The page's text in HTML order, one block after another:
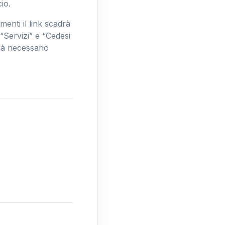
il link scadrà
e “Cedesi
necessario